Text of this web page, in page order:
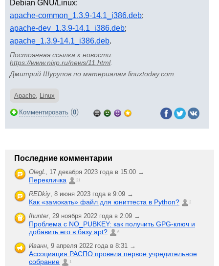
Debian GNU/Linux:
apache-common_1.3.9-14.1_i386.deb;
apache-dev_1.3.9-14.1_i386.deb;
apache_1.3.9-14.1_i386.deb.
Постоянная ссылка к новости:
https://www.nixp.ru/news/11.html.
Дмитрий Шурупов по материалам linuxtoday.com
Apache, Linux
Комментировать (0)
Последние комментарии
OlegL, 17 декабря 2023 года в 15:00 →
Перекличка 21
REDkiy, 8 июня 2023 года в 9:09 →
Как «замокать» файл для юниттеста в Python? 2
fhunter, 29 ноября 2022 года в 2:09 →
Проблема с NO_PUBKEY: как получить GPG-ключ и
добавить его в базу apt?
6
Иванн, 9 апреля 2022 года в 8:31 →
Ассоциация РАСПО провела первое учредительное
собрание
1